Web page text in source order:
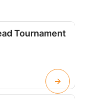
Tournament